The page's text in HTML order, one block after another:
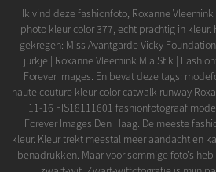
Ik vind deze fashionfoto, Roxanne
photo kleur color 377, echt prachtig in
gekregen: Miss Avantgarde Vicky
jurkje | Roxanne Vleemink Mia Stik |
Forever Images. En bevat deze tags:
haute couture kleur color catwalk runway
11-16 FIS18111601 fashionfotograaf
Forever Images Den Haag. De meeste
kleur. Kleur trekt meestal meer aandacht en
benadrukken. Maar voor sommige foto's